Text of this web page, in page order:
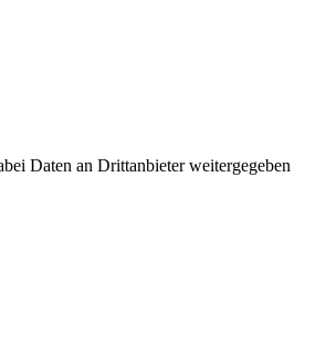
Daten an Drittanbieter weitergegeben